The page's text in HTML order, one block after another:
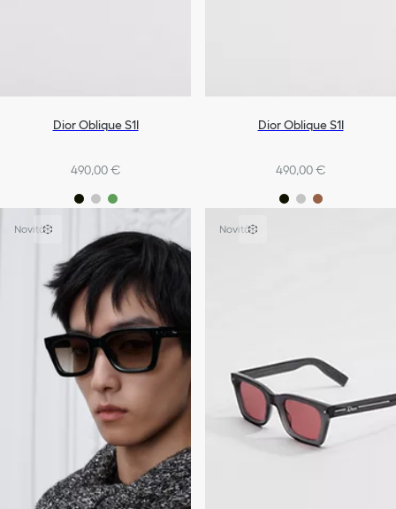
Dior Oblique S1I
490,00 €
Dior Oblique S1I
490,00 €
Novità Novità